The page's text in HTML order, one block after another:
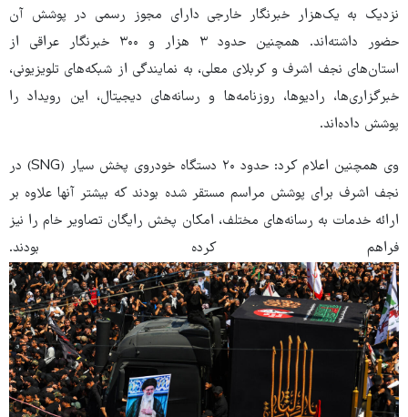
نزدیک به یک‌هزار خبرنگار خارجی دارای مجوز رسمی در پوشش آن
حضور داشته‌اند. همچنین حدود ۳ هزار و ۳۰۰ خبرنگار عراقی از
استان‌های نجف اشرف و کربلای معلی، به نمایندگی از شبکه‌های تلویزیونی،
خبرگزاری‌ها، رادیوها، روزنامه‌ها و رسانه‌های دیجیتال، این رویداد را
پوشش داده‌اند.
وی همچنین اعلام کرد: حدود ۲۰ دستگاه خودروی پخش سیار (SNG) در
نجف اشرف برای پوشش مراسم مستقر شده بودند که بیشتر آنها علاوه بر
ارائه خدمات به رسانه‌های مختلف، امکان پخش رایگان تصاویر خام را نیز
فراهم کرده بودند.